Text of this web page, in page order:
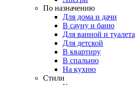
По назначению
Для дома и дачи
В сауну и баню
Для ванной и туалета
Для детской
В квартиру
В спальню
На кухню
Стили